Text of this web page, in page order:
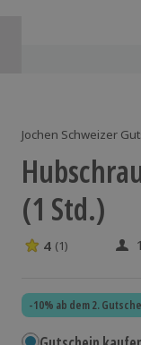
Jochen Schweizer
(1 Std.)
4 Sterne von 5
4 (1)
-10% ab dem 2.